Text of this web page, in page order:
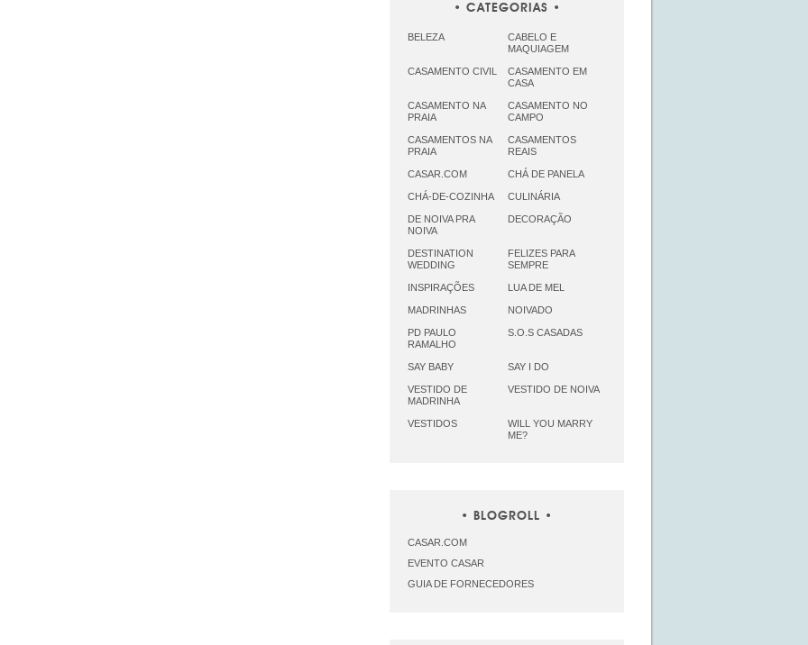
CATEGORIAS
BELEZA
CABELO E
MAQUIAGEM
CASAMENTO CIVIL
CASAMENTO EM
CASA
CASAMENTO NA
PRAIA
CASAMENTO NO
CAMPO
CASAMENTOS NA
PRAIA
CASAMENTOS
REAIS
CASAR.COM CHÁ DE PANELA
CHÁ-DE-COZINHA CULINÁRIA
DE NOIVA PRA
NOIVA
DECORAÇÃO
DESTINATION
WEDDING
FELIZES PARA
SEMPRE
INSPIRAÇÕES LUA DE MEL
MADRINHAS NOIVADO
PD PAULO
RAMALHO
S.O.S CASADAS
SAY BABY SAY I DO
VESTIDO DE
MADRINHA
VESTIDO DE NOIVA
VESTIDOS
WILL YOU MARRY
ME?
BLOGROLL
CASAR.COM
EVENTO CASAR
GUIA DE FORNECEDORES